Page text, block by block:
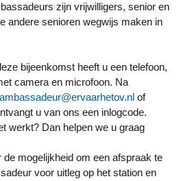
zijn vrijwilligers, senior en
andere senioren wegwijs maken in
bijeenkomst heeft u een telefoon,
camera en microfoon. Na
of
u van ons een inlogcode.
werkt? Dan helpen we u graag
mogelijkheid om een afspraak te
voor uitleg op het station en